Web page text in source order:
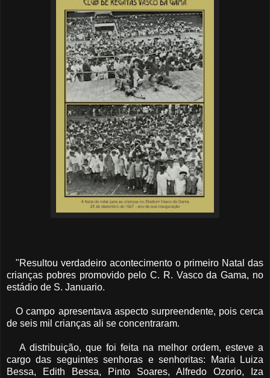
"Resultou verdadeiro acontecimento o primeiro Natal das
crianças pobres promovido pelo C. R. Vasco da Gama, no
estádio de S. Januario.
O campo apresentava aspecto surpreendente, pois cerca
de seis mil crianças ali se concentraram.
A distribuição, que foi feita na melhor ordem, esteve a
cargo das seguintes senhoras e senhoritas: Maria Luiza
Bessa, Edith Bessa, Pinto Soares, Alfredo Ozorio, Iza